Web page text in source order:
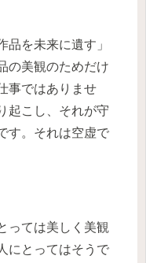
を未来に遺す」
の美観のためだけ
事ではありませ
起こし、それが守
す。それは空虚で
っては美しく美観
にとってはそうで